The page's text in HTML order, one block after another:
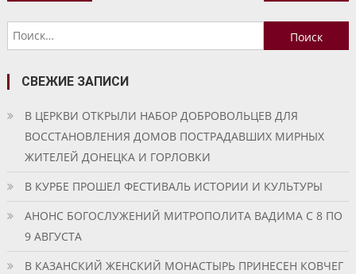
по
записям
Найти:
СВЕЖИЕ ЗАПИСИ
В ЦЕРКВИ ОТКРЫЛИ НАБОР ДОБРОВОЛЬЦЕВ ДЛЯ
ВОССТАНОВЛЕНИЯ ДОМОВ ПОСТРАДАВШИХ МИРНЫХ
ЖИТЕЛЕЙ ДОНЕЦКА И ГОРЛОВКИ
В КУРБЕ ПРОШЕЛ ФЕСТИВАЛЬ ИСТОРИИ И КУЛЬТУРЫ
АНОНС БОГОСЛУЖЕНИЙ МИТРОПОЛИТА ВАДИМА С 8 ПО
9 АВГУСТА
В КАЗАНСКИЙ ЖЕНСКИЙ МОНАСТЫРЬ ПРИНЕСЕН КОВЧЕГ